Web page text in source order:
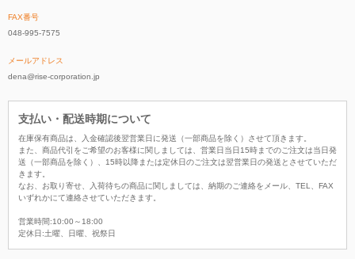
FAX番号
048-995-7575
メールアドレス
dena@rise-corporation.jp
支払い・配送時期について
在庫保有商品は、入金確認後翌営業日に発送（一部商品を除く）させて頂きます。
また、商品代引をご希望のお客様に関しましては、営業日当日15時までのご注文は当日発
送（一部商品を除く）、15時以降または定休日のご注文は翌営業日の発送とさせていただ
きます。
なお、お取り寄せ、入荷待ちの商品に関しましては、納期のご連絡をメール、TEL、FAX
いずれかにて連絡させていただきます。
営業時間:10:00～18:00
定休日:土曜、日曜、祝祭日